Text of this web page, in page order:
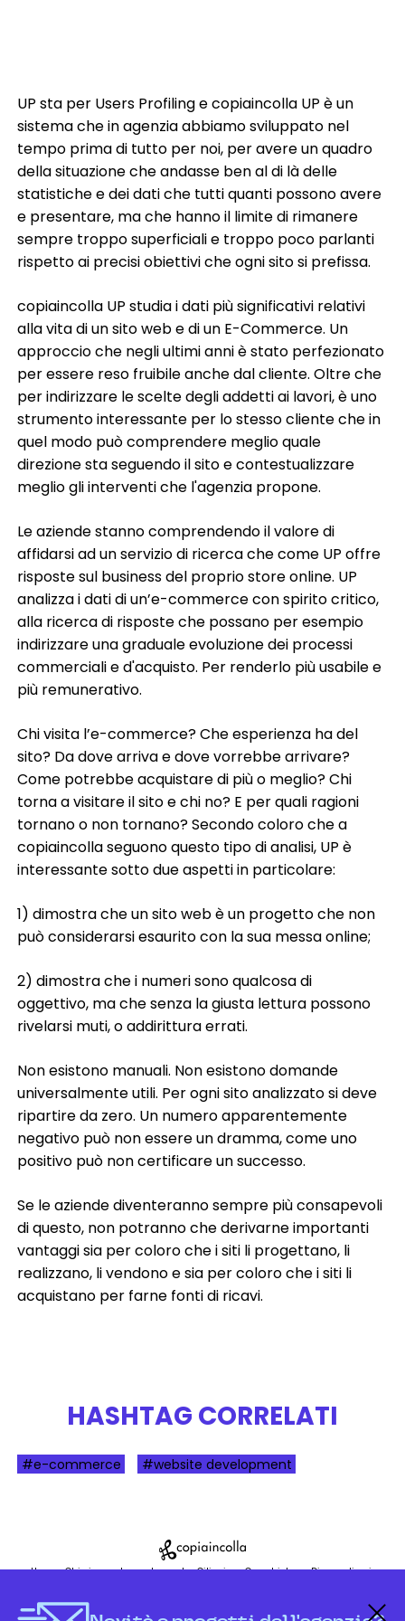
UP sta per Users Profiling e copiaincolla UP è un
sistema che in agenzia abbiamo sviluppato nel
tempo prima di tutto per noi, per avere un quadro
della situazione che andasse ben al di là delle
statistiche e dei dati che tutti quanti possono avere
e presentare, ma che hanno il limite di rimanere
sempre troppo superficiali e troppo poco parlanti
rispetto ai precisi obiettivi che ogni sito si prefissa.
copiaincolla UP studia i dati più significativi relativi
alla vita di un sito web e di un E-Commerce. Un
approccio che negli ultimi anni è stato perfezionato
per essere reso fruibile anche dal cliente. Oltre che
per indirizzare le scelte degli addetti ai lavori, è uno
strumento interessante per lo stesso cliente che in
quel modo può comprendere meglio quale
direzione sta seguendo il sito e contestualizzare
meglio gli interventi che l'agenzia propone.
Le aziende stanno comprendendo il valore di
affidarsi ad un servizio di ricerca che come UP offre
risposte sul business del proprio store online. UP
analizza i dati di un’e-commerce con spirito critico,
alla ricerca di risposte che possano per esempio
indirizzare una graduale evoluzione dei processi
commerciali e d'acquisto. Per renderlo più usabile e
più remunerativo.
Chi visita l’e-commerce? Che esperienza ha del
sito? Da dove arriva e dove vorrebbe arrivare?
Come potrebbe acquistare di più o meglio? Chi
torna a visitare il sito e chi no? E per quali ragioni
tornano o non tornano? Secondo coloro che a
copiaincolla seguono questo tipo di analisi, UP è
interessante sotto due aspetti in particolare:
1) dimostra che un sito web è un progetto che non
può considerarsi esaurito con la sua messa online;
2) dimostra che i numeri sono qualcosa di
oggettivo, ma che senza la giusta lettura possono
rivelarsi muti, o addirittura errati.
Non esistono manuali. Non esistono domande
universalmente utili. Per ogni sito analizzato si deve
ripartire da zero. Un numero apparentemente
negativo può non essere un dramma, come uno
positivo può non certificare un successo.
Se le aziende diventeranno sempre più consapevoli
di questo, non potranno che derivarne importanti
vantaggi sia per coloro che i siti li progettano, li
realizzano, li vendono e sia per coloro che i siti li
acquistano per farne fonti di ricavi.
HASHTAG CORRELATI
#e-commerce #website development
Home Chi siamo La nostra sede Ciliegine Case history Dicono di noi